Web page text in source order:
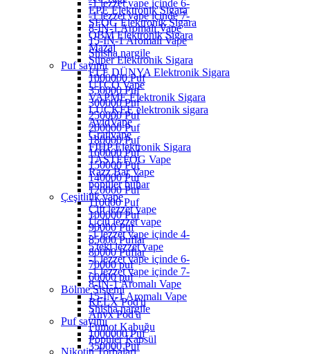
EPE Elektronik Sigara
SFOG Elektronik Sigara
QBM Elektronik Sigara
Mazaj
Süper Elektronik Sigara
ELF DÜNYA Elektronik Sigara
UTCO Vape
VAPME Elektronik Sigara
LUCKEE elektronik sigara
AvidVape
Grativape
FIHP Elektronik Sigara
TASTEFOG Vape
Razz Bar Vape
popüler buhar
Çeşitlilik vape
Çift lezzet vape
Üçlü lezzet vape
-1 lezzet vape içinde 4-
5'teki lezzet vape
-1 lezzet vape içinde 6-
-1 lezzet vape içinde 7-
8-IN-1 Aromalı Vape
15-IN-1 Aromalı Vape
Shisha nargile
Puf sayımı
1000000 Puf
350000 Puf
-1 lezzet vape içinde 6-
-1 lezzet vape içinde 7-
8-IN-1 Aromalı Vape
15-IN-1 Aromalı Vape
Shisha nargile
Puf sayımı
1000000 Puf
350000 Puf
300000 Puf
250000 Puf
200000 Puf
180000 Puf
160000 Puf
150000 Puf
140000 Puf
120000 Puf
110000 Puf
100000 Puf
90000 Puf
85000 Puflar
80000 Puflar
70000 puf
60000 puf
Bölme Sistemi
RELX Pod'u
Anyx Pod'u
Fumot Kabuğu
Popüler Kapsül
Nikotin Torbaları